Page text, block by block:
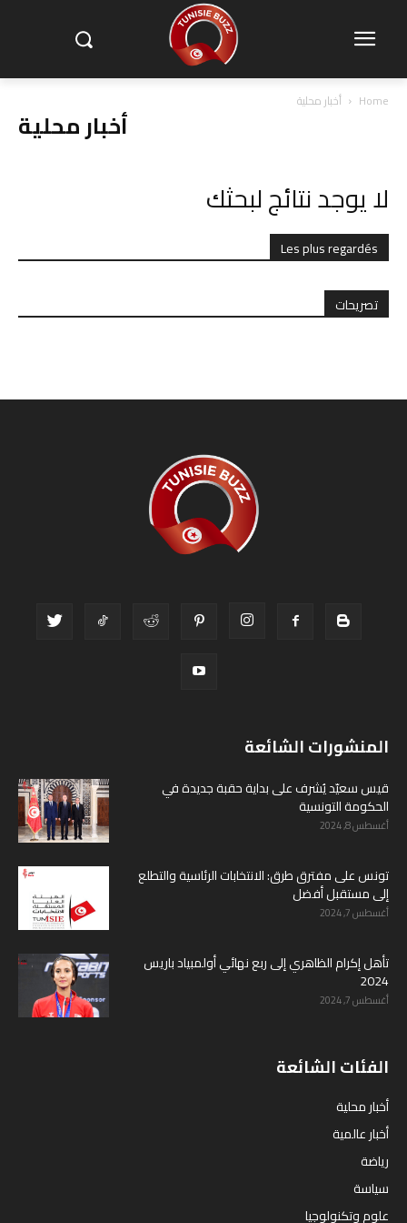
Home أخبار محلية
أخبار محلية
لا يوجد نتائج لبحثك
Les plus regardés
تصريحات
المنشورات الشائعة
قيس سعيّد يُشرف على بداية حقبة جديدة في
الحكومة التونسية
أغسطس 8, 2024
تونس على مفترق طرق: الانتخابات الرئاسية والتطلع
إلى مستقبل أفضل
أغسطس 7, 2024
تأهل إكرام الظاهري إلى ربع نهائي أولمبياد باريس
2024
أغسطس 7, 2024
الفئات الشائعة
أخبار محلية
أخبار عالمية
رياضة
سياسة
علوم وتكنولوجيا